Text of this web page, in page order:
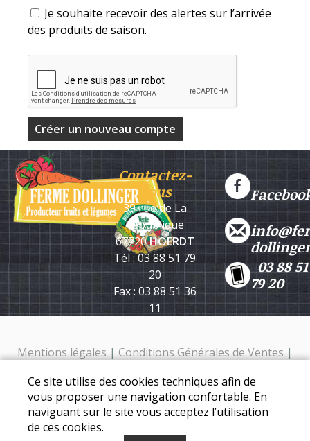
Je souhaite recevoir des alertes sur l’arrivée
des produits de saison.
Contactez-
nous
39 rue de La
République
67720HOERDT
Tél : 03 88 51 79
20
Fax : 03 88 51 36
11
03 88 51
79 20
Mentions légales | Conditions Générales de Ventes |
Ferme Dollinger - 39 rue de la république - 67720 Hoerdt -
Tél. : 03 88 51 79 20
Ce site utilise des cookies techniques afin de
vous proposer une navigation confortable. En
naviguant sur le site vous acceptez l’utilisation
de ces cookies.